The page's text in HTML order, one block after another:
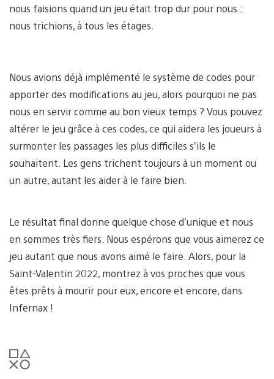
nous faisions quand un jeu était trop dur pour nous :
nous trichions, à tous les étages.
Nous avions déjà implémenté le système de codes pour
apporter des modifications au jeu, alors pourquoi ne pas
nous en servir comme au bon vieux temps ? Vous pouvez
altérer le jeu grâce à ces codes, ce qui aidera les joueurs à
surmonter les passages les plus difficiles s’ils le
souhaitent. Les gens trichent toujours à un moment ou
un autre, autant les aider à le faire bien.
Le résultat final donne quelque chose d’unique et nous
en sommes très fiers. Nous espérons que vous aimerez ce
jeu autant que nous avons aimé le faire. Alors, pour la
Saint-Valentin 2022, montrez à vos proches que vous
êtes prêts à mourir pour eux, encore et encore, dans
Infernax !